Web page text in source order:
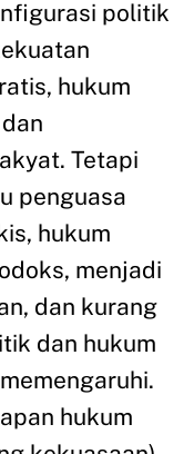
politik
hukum
Tetapi
penguasa
hukum
menjadi
dan kurang
dan hukum
hukum